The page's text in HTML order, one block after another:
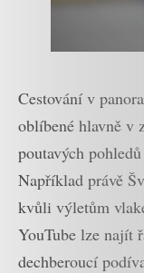
Cestování v
oblíbené hlavně v
poutavých
Například právě
kvůli výletům
YouTube lze najít
dechberoucí